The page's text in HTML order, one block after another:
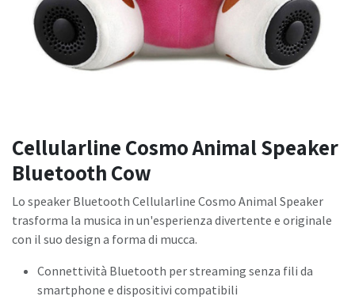
Cellularline Cosmo Animal Speaker
Bluetooth Cow
Lo speaker Bluetooth Cellularline Cosmo Animal Speaker
trasforma la musica in un'esperienza divertente e originale
con il suo design a forma di mucca.
Connettività Bluetooth per streaming senza fili da
smartphone e dispositivi compatibili